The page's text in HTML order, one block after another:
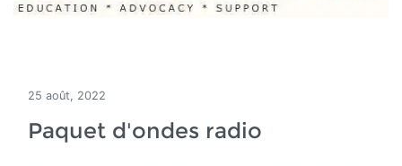
25 août, 2022
Paquet d'ondes radio